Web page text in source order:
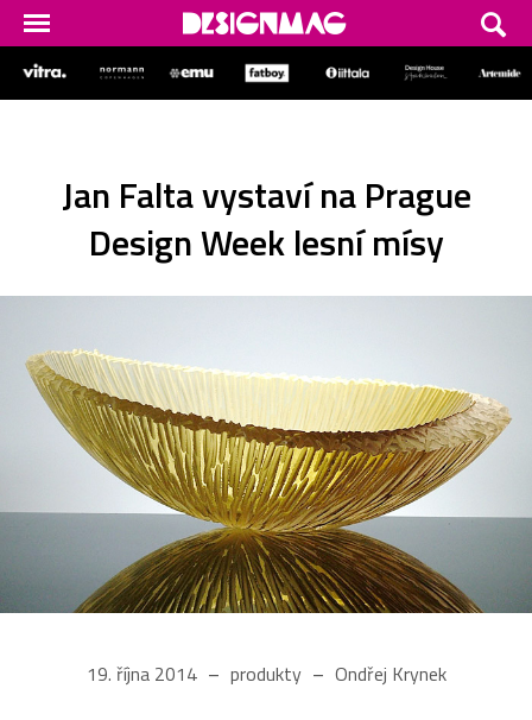
Jan Falta vystaví na Prague
Design Week lesní mísy
19. října 2014 produkty Ondřej Krynek